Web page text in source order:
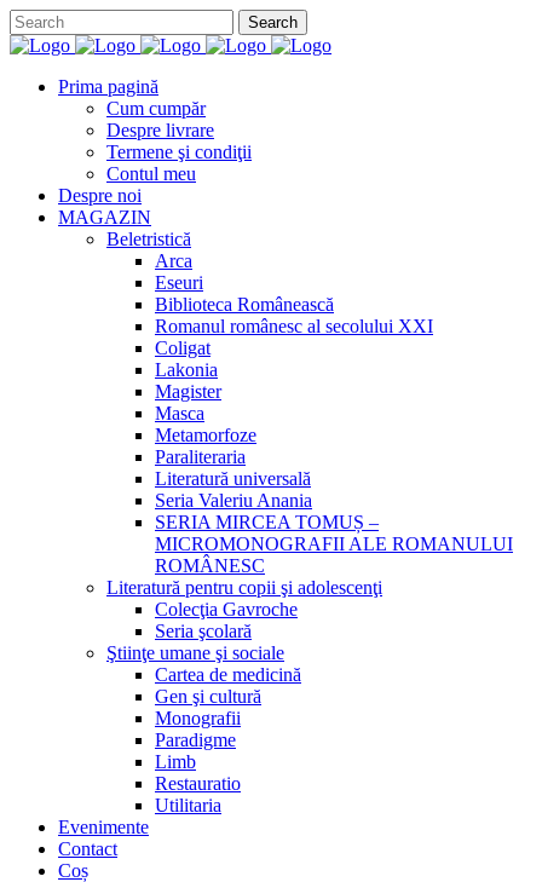
Prima pagină
Cum cumpăr
Despre livrare
Termene şi condiţii
Contul meu
Despre noi
MAGAZIN
Beletristică
Arca
Eseuri
Biblioteca Românească
Romanul românesc al secolului XXI
Coligat
Lakonia
Magister
Masca
Metamorfoze
Paraliteraria
Literatură universală
Seria Valeriu Anania
SERIA MIRCEA TOMUȘ –
MICROMONOGRAFII ALE ROMANULUI
ROMÂNESC
Literatură pentru copii şi adolescenţi
Colecţia Gavroche
Seria şcolară
Ştiinţe umane şi sociale
Cartea de medicină
Gen şi cultură
Monografii
Paradigme
Limb
Restauratio
Utilitaria
Evenimente
Contact
Coș